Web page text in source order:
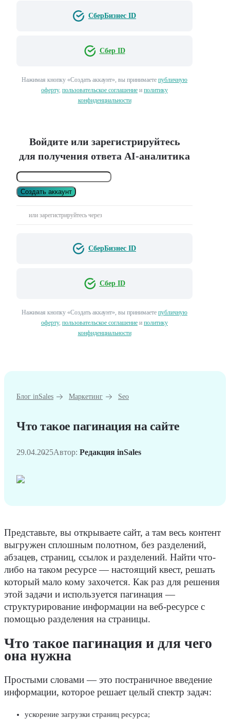
СберБизнес ID
Сбер ID
Нажимая кнопку «Создать аккаунт», вы принимаете публичную
оферту, пользовательское соглашение и политику
конфиденциальности
Войдите или зарегистрируйтесь
для получения ответа AI-аналитика
Создать аккаунт
или зарегистрируйтесь через
СберБизнес ID
Сбер ID
Нажимая кнопку «Создать аккаунт», вы принимаете публичную
оферту, пользовательское соглашение и политику
конфиденциальности
Блог inSales Маркетинг Seo
Что такое пагинация на сайте
29.04.2025Автор: Редакция inSales
Представьте, вы открываете сайт, а там весь контент
выгружен сплошным полотном, без разделений,
абзацев, страниц, ссылоки разделений. Найти что-
либо на таком ресурсе — настоящий квест, решать
который мало кому захочется. Как раз для решения
этой задачи и используется пагинация —
структурирование информации на веб-ресурсе с
помощью разделения на страницы.
Что такое пагинация и для чего
она нужна
Простыми словами — это постраничное введение
информации, которое решает целый спектр задач:
ускорение загрузки страниц ресурса;